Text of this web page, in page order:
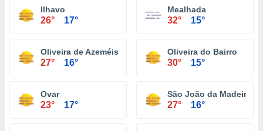
Ilhavo
26° 17°
Mealhada
32° 15°
Oliveira de Azeméis
27° 16°
Oliveira do Bairro
30° 15°
Ovar
23° 17°
São João da Madeira
27° 16°